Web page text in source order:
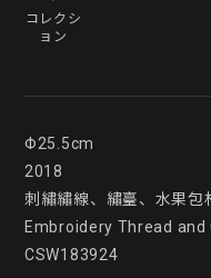
コレクシ
ョン
Φ25.5cm
2018
刺繡繡線、繡臺、水果包
Embroidery Thread
CSW183924